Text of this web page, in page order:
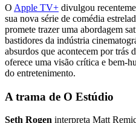
O Apple TV+ divulgou
sua nova série de comédia
promete trazer uma abordagem
bastidores da indústria
absurdos que acontecem por trás
oferece uma visão crítica e bem-
do entretenimento.
A trama de O Estúdio
Seth Rogen interpreta Matt